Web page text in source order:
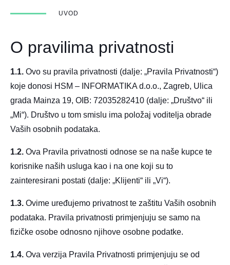
UVOD
O pravilima privatnosti
1.1. Ovo su pravila privatnosti (dalje: „Pravila Privatnosti“)
koje donosi HSM – INFORMATIKA d.o.o., Zagreb, Ulica
grada Mainza 19, OIB: 72035282410 (dalje: „Društvo“ ili
„Mi“). Društvo u tom smislu ima položaj voditelja obrade
Vaših osobnih podataka.
1.2. Ova Pravila privatnosti odnose se na naše kupce te
korisnike naših usluga kao i na one koji su to
zainteresirani postati (dalje: „Klijenti“ ili „Vi“).
1.3. Ovime uređujemo privatnost te zaštitu Vaših osobnih
podataka. Pravila privatnosti primjenjuju se samo na
fizičke osobe odnosno njihove osobne podatke.
1.4. Ova verzija Pravila Privatnosti primjenjuju se od